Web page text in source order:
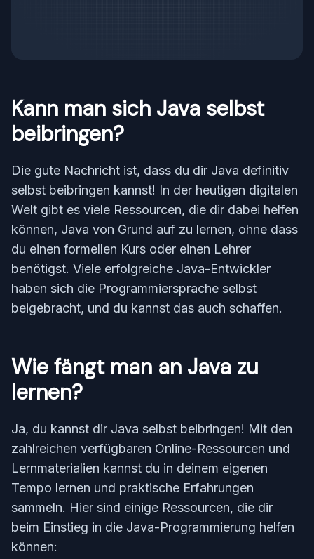
Kann man sich Java selbst
beibringen?
Die gute Nachricht ist, dass du dir Java definitiv
selbst beibringen kannst! In der heutigen digitalen
Welt gibt es viele Ressourcen, die dir dabei helfen
können, Java von Grund auf zu lernen, ohne dass
du einen formellen Kurs oder einen Lehrer
benötigst. Viele erfolgreiche Java-Entwickler
haben sich die Programmiersprache selbst
beigebracht, und du kannst das auch schaffen.
Wie fängt man an Java zu
lernen?
Ja, du kannst dir Java selbst beibringen! Mit den
zahlreichen verfügbaren Online-Ressourcen und
Lernmaterialien kannst du in deinem eigenen
Tempo lernen und praktische Erfahrungen
sammeln. Hier sind einige Ressourcen, die dir
beim Einstieg in die Java-Programmierung helfen
können: